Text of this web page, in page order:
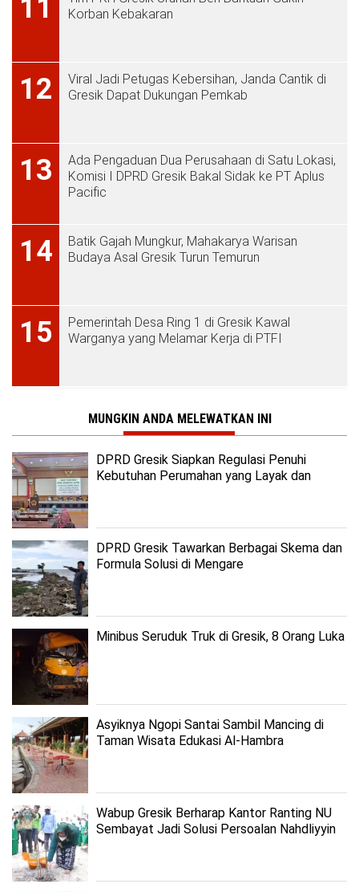
11
Korban Kebakaran
12
Viral Jadi Petugas Kebersihan, Janda Cantik di
Gresik Dapat Dukungan Pemkab
13
Ada Pengaduan Dua Perusahaan di Satu Lokasi,
Komisi I DPRD Gresik Bakal Sidak ke PT Aplus
Pacific
14
Batik Gajah Mungkur, Mahakarya Warisan
Budaya Asal Gresik Turun Temurun
15
Pemerintah Desa Ring 1 di Gresik Kawal
Warganya yang Melamar Kerja di PTFI
MUNGKIN ANDA MELEWATKAN INI
DPRD Gresik Siapkan Regulasi Penuhi
Kebutuhan Perumahan yang Layak dan
DPRD Gresik Tawarkan Berbagai Skema dan
Formula Solusi di Mengare
Minibus Seruduk Truk di Gresik, 8 Orang Luka
Asyiknya Ngopi Santai Sambil Mancing di
Taman Wisata Edukasi Al-Hambra
Wabup Gresik Berharap Kantor Ranting NU
Sembayat Jadi Solusi Persoalan Nahdliyyin